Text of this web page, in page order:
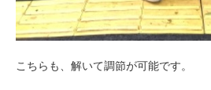
こちらも、解いて調節が可能です。